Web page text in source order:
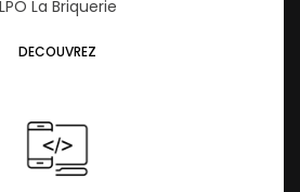
LPO La Briquerie
DECOUVREZ